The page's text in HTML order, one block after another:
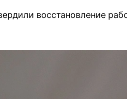
восстановление